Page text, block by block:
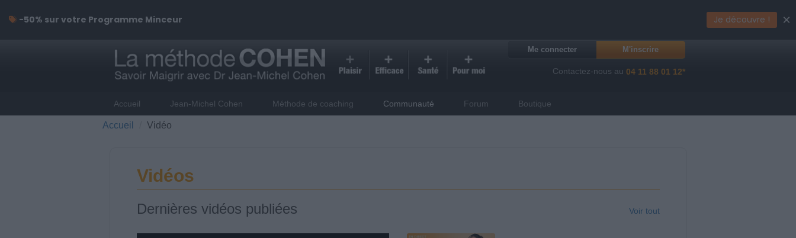
Me connecter M'inscrire
Contactez-nous au 04 11 88 01 12*
Accueil Jean-Michel Cohen Méthode de coaching Communauté Forum Boutique
Accueil Vidéo
Vidéos
Dernières vidéos publiées Voir tout
-50% sur votre Programme Minceur Je découvre ! ×